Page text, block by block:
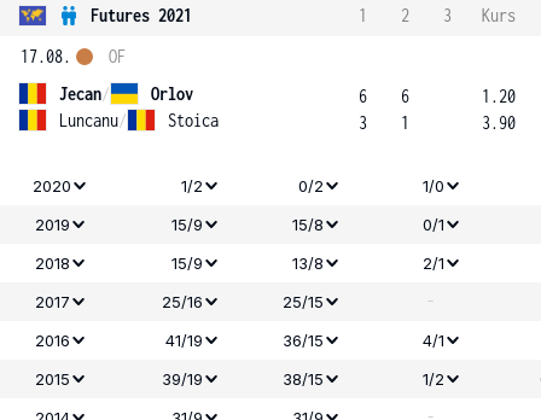
Futures 2021 1 2 3
Kurs
17.08.
Jecan/
Orlov
Luncanu/ Stoica
OF
6
3
6
1
1.20
3.90
2020 1/2 0/2
1/0
2019
15/9 15/8
0/1
2018
15/9 13/8
2/1
2017
25/16 25/15 -
2016 41/19 36/15
4/1
2015
39/19 38/15 1/2